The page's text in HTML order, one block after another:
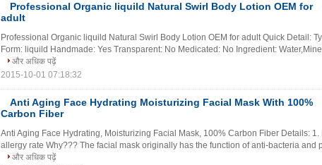
Professional Organic liquild Natural Swirl Body Lotion OEM for
adult
Professional Organic liquild Natural Swirl Body Lotion OEM for adult​ Quick Detail:
Form: liquild Handmade: Yes Transparent: No Medicated: No Ingredient:
और अधिक पढ़ें
2015-10-01 07:18:32
Anti Aging Face Hydrating Moisturizing Facial Mask With 100%
Carbon Fiber
Anti Aging Face Hydrating, Moisturizing Facial Mask, 100% Carbon Fiber Details: 1.
allergy rate Why??? The facial mask originally has the function of anti-bacteria and
और अधिक पढ़ें